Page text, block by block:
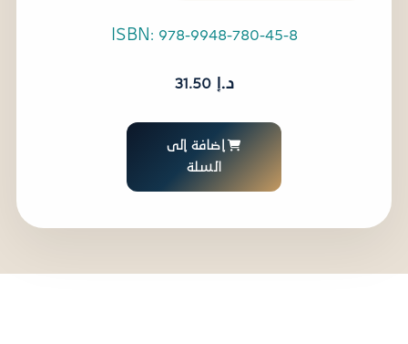
ISBN: 978-9948-780-45-8
د.إ31.50
إضافة إلى
السلة